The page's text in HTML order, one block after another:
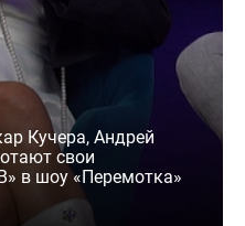
Кучера, Андрей
свои
в шоу «Перемотка»